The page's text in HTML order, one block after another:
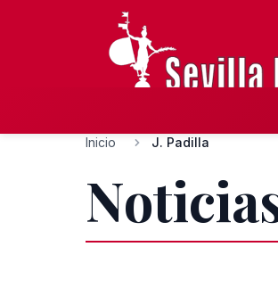
Inicio J. Padilla